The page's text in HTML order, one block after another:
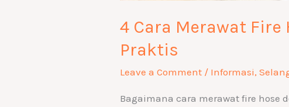
4 Cara Merawat
Praktis
Leave a Comment / Informasi,
Bagaimana cara merawat fire hose